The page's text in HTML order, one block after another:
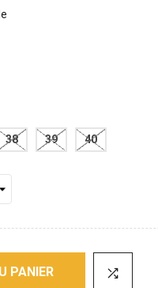
38 39 40
PANIER